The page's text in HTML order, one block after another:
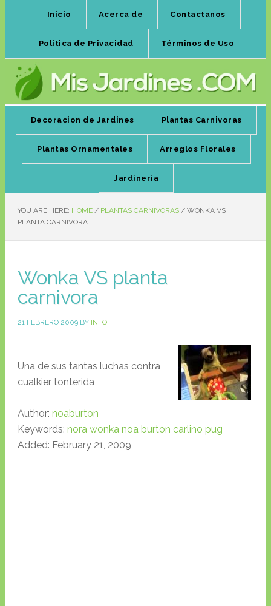
Inicio Acerca de Contactanos
Politica de Privacidad Términos de Uso
Decoracion de Jardines Plantas Carnivoras
Plantas Ornamentales Arreglos Florales
Jardineria
YOU ARE HERE: HOME / PLANTAS CARNIVORAS /WONKA VS
PLANTA CARNIVORA
Wonka VS planta
carnivora
21 FEBRERO 2009BY INFO
Una de sus tantas luchas contra
cualkier tonterida
Author: noaburton
Keywords: nora wonka noa burton carlino pug
Added: February 21, 2009